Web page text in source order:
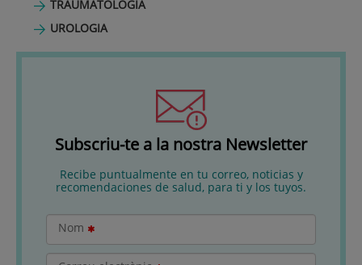
TRAUMATOLOGIA
UROLOGIA
Subscriu-te a la nostra Newsletter
Recibe puntualmente en tu correo, noticias y
recomendaciones de salud, para ti y los tuyos.
Nom